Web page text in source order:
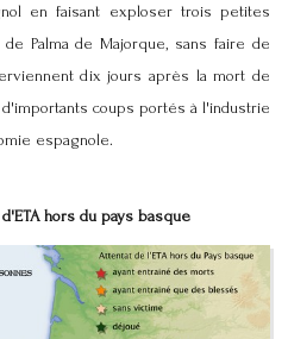
en faisant exploser trois petites
de Palma de Majorque, sans faire de
dix jours après la mort de
coups portés à l'industrie
espagnole.
hors du pays basque